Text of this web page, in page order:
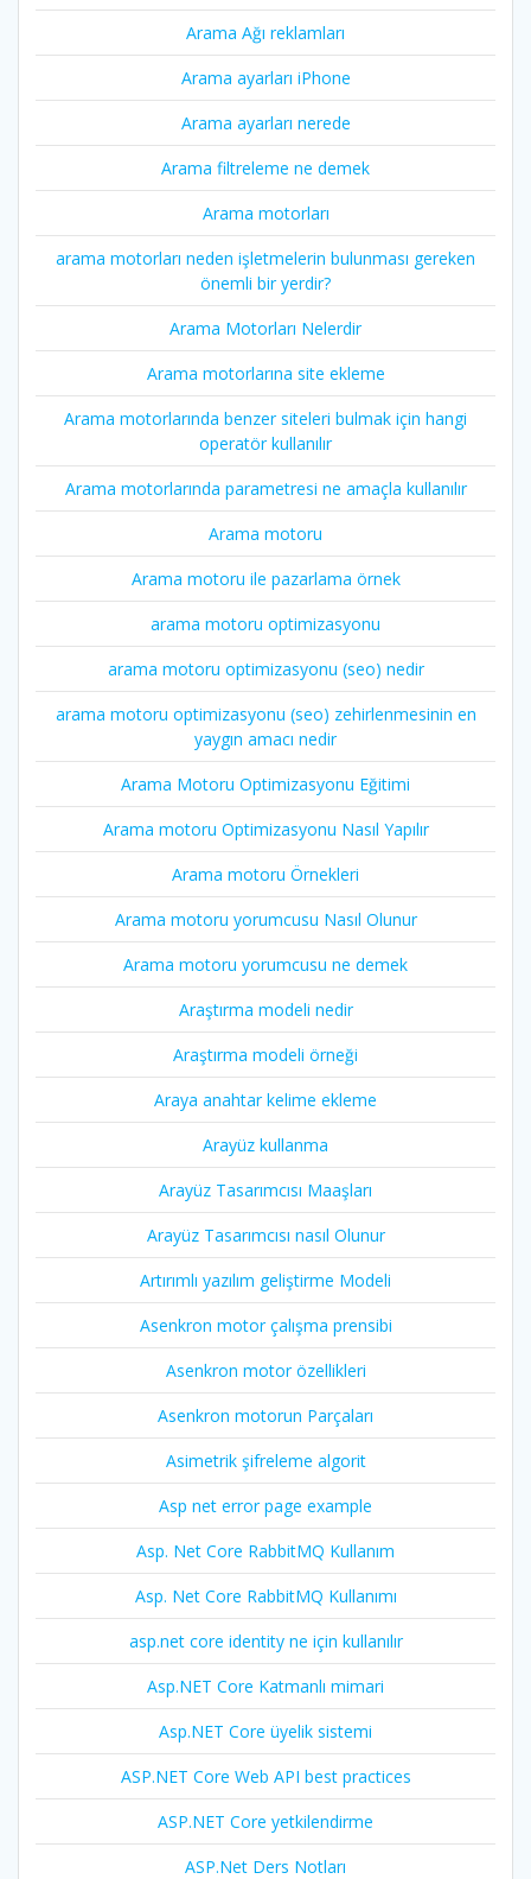
Arama Ağı reklamları
Arama ayarları iPhone
Arama ayarları nerede
Arama filtreleme ne demek
Arama motorları
arama motorları neden işletmelerin bulunması gereken
önemli bir yerdir?
Arama Motorları Nelerdir
Arama motorlarına site ekleme
Arama motorlarında benzer siteleri bulmak için hangi
operatör kullanılır
Arama motorlarında parametresi ne amaçla kullanılır
Arama motoru
Arama motoru ile pazarlama örnek
arama motoru optimizasyonu
arama motoru optimizasyonu (seo) nedir
arama motoru optimizasyonu (seo) zehirlenmesinin en
yaygın amacı nedir
Arama Motoru Optimizasyonu Eğitimi
Arama motoru Optimizasyonu Nasıl Yapılır
Arama motoru Örnekleri
Arama motoru yorumcusu Nasıl Olunur
Arama motoru yorumcusu ne demek
Araştırma modeli nedir
Araştırma modeli örneği
Araya anahtar kelime ekleme
Arayüz kullanma
Arayüz Tasarımcısı Maaşları
Arayüz Tasarımcısı nasıl Olunur
Artırımlı yazılım geliştirme Modeli
Asenkron motor çalışma prensibi
Asenkron motor özellikleri
Asenkron motorun Parçaları
Asimetrik şifreleme algorit
Asp net error page example
Asp. Net Core RabbitMQ Kullanım
Asp. Net Core RabbitMQ Kullanımı
asp.net core identity ne için kullanılır
Asp.NET Core Katmanlı mimari
Asp.NET Core üyelik sistemi
ASP.NET Core Web API best practices
ASP.NET Core yetkilendirme
ASP.Net Ders Notları